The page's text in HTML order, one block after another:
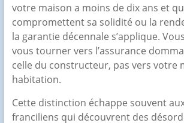
votre maison a moins de dix ans et
compromettent sa solidité ou la
la garantie décennale s’applique.
vous tourner vers l’assurance
celle du constructeur, pas vers votre
habitation.
Cette distinction échappe souvent
franciliens qui découvrent des